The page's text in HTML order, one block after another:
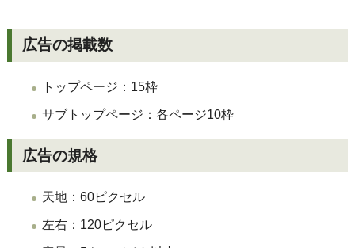
広告の掲載数
トップページ：15枠
サブトップページ：各ページ10枠
広告の規格
天地：60ピクセル
左右：120ピクセル